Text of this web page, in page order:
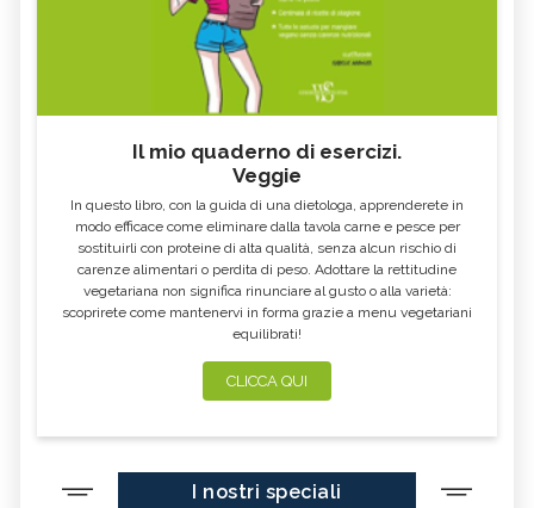
Il mio quaderno di esercizi.
Veggie
In questo libro, con la guida di una dietologa, apprenderete in
modo efficace come eliminare dalla tavola carne e pesce per
sostituirli con proteine di alta qualità, senza alcun rischio di
carenze alimentari o perdita di peso. Adottare la rettitudine
vegetariana non significa rinunciare al gusto o alla varietà:
scoprirete come mantenervi in forma grazie a menu vegetariani
equilibrati!
CLICCA QUI
I nostri speciali